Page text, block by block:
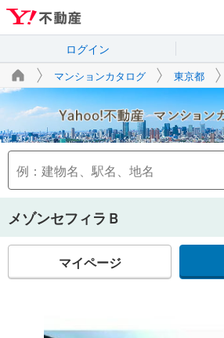
ログイン
マンションカタログ 東京都
メゾンセフィラＢ
マイページ